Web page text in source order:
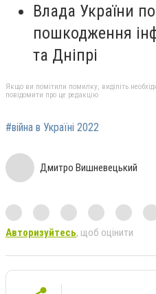
Влада України
пошкодження
та Дніпрі
Якщо ви помітили помилку, виділіть
повідомити про це редакцію
#війна в Україні 2022
Дмитро Вишневецький
Авторизуйтесь, щоб оцінити